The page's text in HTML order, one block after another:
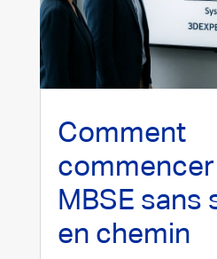
Comment
MBSE sans
en chemin